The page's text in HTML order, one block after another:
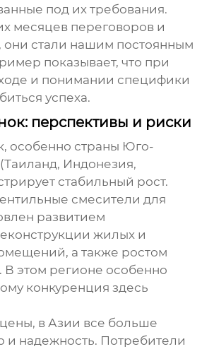
под их требования.
месяцев переговоров и
они стали нашим постоянным
показывает, что при
и понимании специфики
успеха.
перспективы и риски
особенно страны Юго-
Индонезия,
стабильный рост.
смесители для
развитием
жилых и
а также ростом
В этом регионе особенно
конкуренция здесь
в Азии все больше
и надежность. Потребители